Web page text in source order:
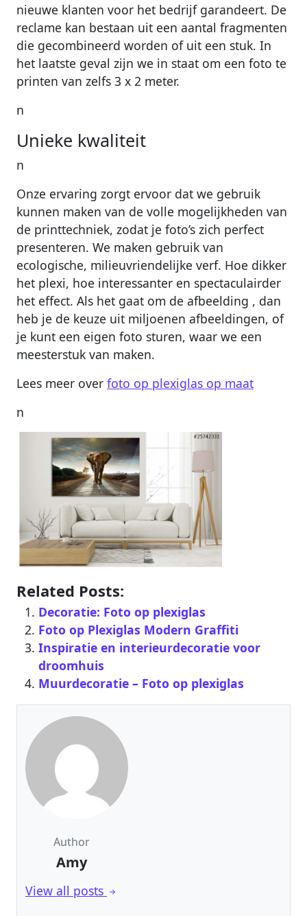
nieuwe klanten voor het bedrijf garandeert. De
reclame kan bestaan uit een aantal fragmenten
die gecombineerd worden of uit een stuk. In
het laatste geval zijn we in staat om een foto te
printen van zelfs 3 x 2 meter.
n
Unieke kwaliteit
n
Onze ervaring zorgt ervoor dat we gebruik
kunnen maken van de volle mogelijkheden van
de printtechniek, zodat je foto’s zich perfect
presenteren. We maken gebruik van
ecologische, milieuvriendelijke verf. Hoe dikker
het plexi, hoe interessanter en spectaculairder
het effect. Als het gaat om de afbeelding , dan
heb je de keuze uit miljoenen afbeeldingen, of
je kunt een eigen foto sturen, waar we een
meesterstuk van maken.
Lees meer over foto op plexiglas op maat
n
Related Posts:
Decoratie: Foto op plexiglas
Foto op Plexiglas Modern Graffiti
Inspiratie en interieurdecoratie voor
droomhuis
Muurdecoratie – Foto op plexiglas
Author
Amy
View all posts